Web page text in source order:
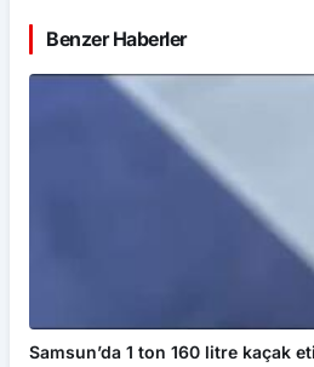
Benzer Haberler
Samsun’da 1 ton 160 litre kaçak